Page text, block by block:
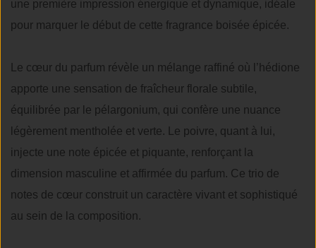
une première impression énergique et dynamique, idéale
pour marquer le début de cette fragrance boisée épicée.
Le cœur du parfum révèle un mélange raffiné où l’hédione
apporte une sensation de fraîcheur florale subtile,
équilibrée par le pélargonium, qui confère une nuance
légèrement mentholée et verte. Le poivre, quant à lui,
injecte une note épicée et piquante, renforçant la
dimension masculine et affirmée du parfum. Ce trio de
notes de cœur construit un caractère vivant et sophistiqué
au sein de la composition.